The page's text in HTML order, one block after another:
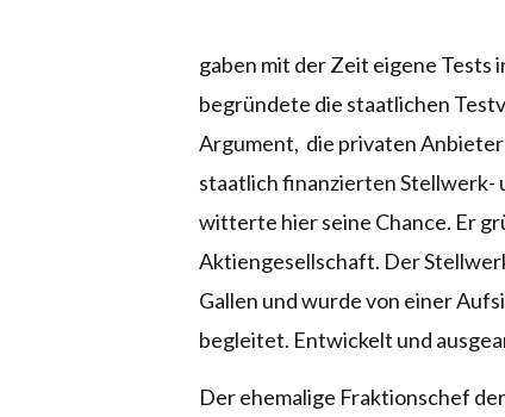
gaben mit der Zeit eigene
begründete die staatlichen
Argument, die privaten
staatlich finanzierten Stellwerk-
witterte hier seine Chance. Er
Aktiengesellschaft. Der
Gallen und wurde von einer
begleitet. Entwickelt und
Der ehemalige Fraktionschef